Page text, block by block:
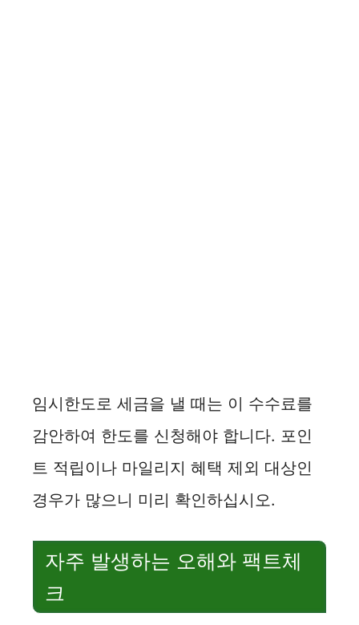
임시한도로 세금을 낼 때는 이 수수료를
감안하여 한도를 신청해야 합니다. 포인
트 적립이나 마일리지 혜택 제외 대상인
경우가 많으니 미리 확인하십시오.
자주 발생하는 오해와 팩트체
크